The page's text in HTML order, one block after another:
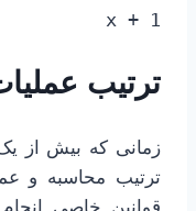
x + 1
ترتیب
زمانی که بیش از
ترتیب محاسبه و
قوانین خاصی